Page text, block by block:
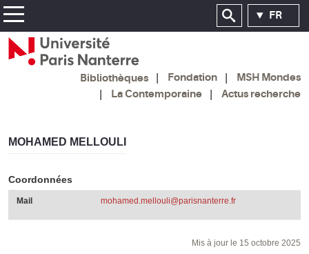
FR
Bibliothèques Fondation
MSH Mondes
La Contemporaine
Actus recherche
MOHAMED MELLOULI
Coordonnées
Mail mohamed.mellouli@parisnanterre.fr
Mis à jour le 15 octobre 2025